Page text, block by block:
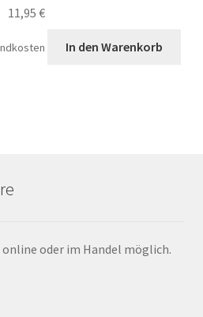
11,95 €
In den Warenkorb
oder im Handel möglich.